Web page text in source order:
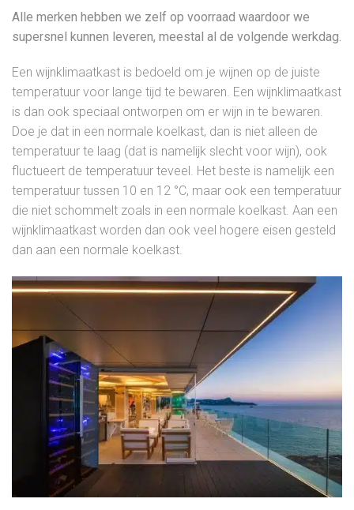
Alle merken hebben we zelf op voorraad waardoor we
supersnel kunnen leveren, meestal al de volgende werkdag.
Een wijnklimaatkast is bedoeld om je wijnen op de juiste
temperatuur voor lange tijd te bewaren. Een wijnklimaatkast
is dan ook speciaal ontworpen om er wijn in te bewaren.
Doe je dat in een normale koelkast, dan is niet alleen de
temperatuur te laag (dat is namelijk slecht voor wijn), ook
fluctueert de temperatuur teveel. Het beste is namelijk een
temperatuur tussen 10 en 12 °C, maar ook een temperatuur
die niet schommelt zoals in een normale koelkast. Aan een
wijnklimaatkast worden dan ook veel hogere eisen gesteld
dan aan een normale koelkast.